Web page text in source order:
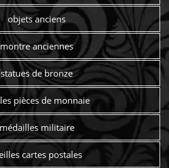
objets anciens
montre anciennes
statues de bronze
pièces de monnaie
médailles militaire
cartes postales